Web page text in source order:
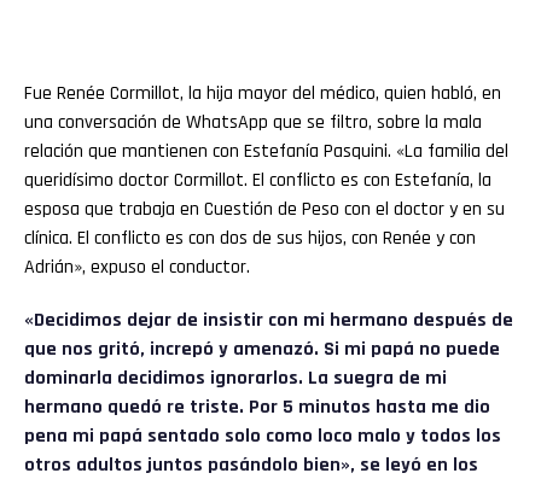
Fue Renée Cormillot, la hija mayor del médico, quien habló, en
una conversación de WhatsApp que se filtro, sobre la mala
relación que mantienen con Estefanía Pasquini. «La familia del
queridísimo doctor Cormillot. El conflicto es con Estefanía, la
esposa que trabaja en Cuestión de Peso con el doctor y en su
clínica. El conflicto es con dos de sus hijos, con Renée y con
Adrián», expuso el conductor.
«Decidimos dejar de insistir con mi hermano después de
que nos gritó, increpó y amenazó. Si mi papá no puede
dominarla decidimos ignorarlos. La suegra de mi
hermano quedó re triste. Por 5 minutos hasta me dio
pena mi papá sentado solo como loco malo y todos los
otros adultos juntos pasándolo bien», se leyó en los